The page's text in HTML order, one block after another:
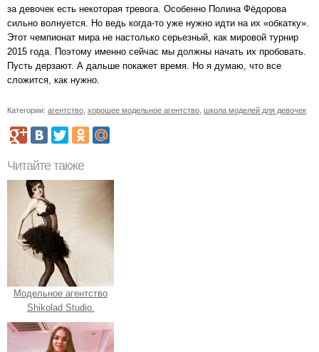
за девочек есть некоторая тревога. Особенно Полина Фёдорова
сильно волнуется. Но ведь когда-то уже нужно идти на их «обкатку».
Этот чемпионат мира не настолько серьезный, как мировой турнир
2015 года. Поэтому именно сейчас мы должны начать их пробовать.
Пусть дерзают. А дальше покажет время. Но я думаю, что все
сложится, как нужно.
Категории: агентство хорошее модельное агентство школа моделей для девочек
Читайте также
Модельное агентство
Shikolad Studio.